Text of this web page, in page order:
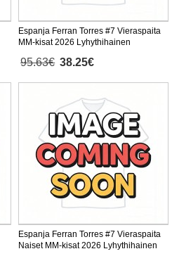
Espanja Ferran Torres #7 Vieraspaita
MM-kisat 2026 Lyhythihainen
95.63€ 38.25€
Espanja Ferran Torres #7 Vieraspaita
Naiset MM-kisat 2026 Lyhythihainen